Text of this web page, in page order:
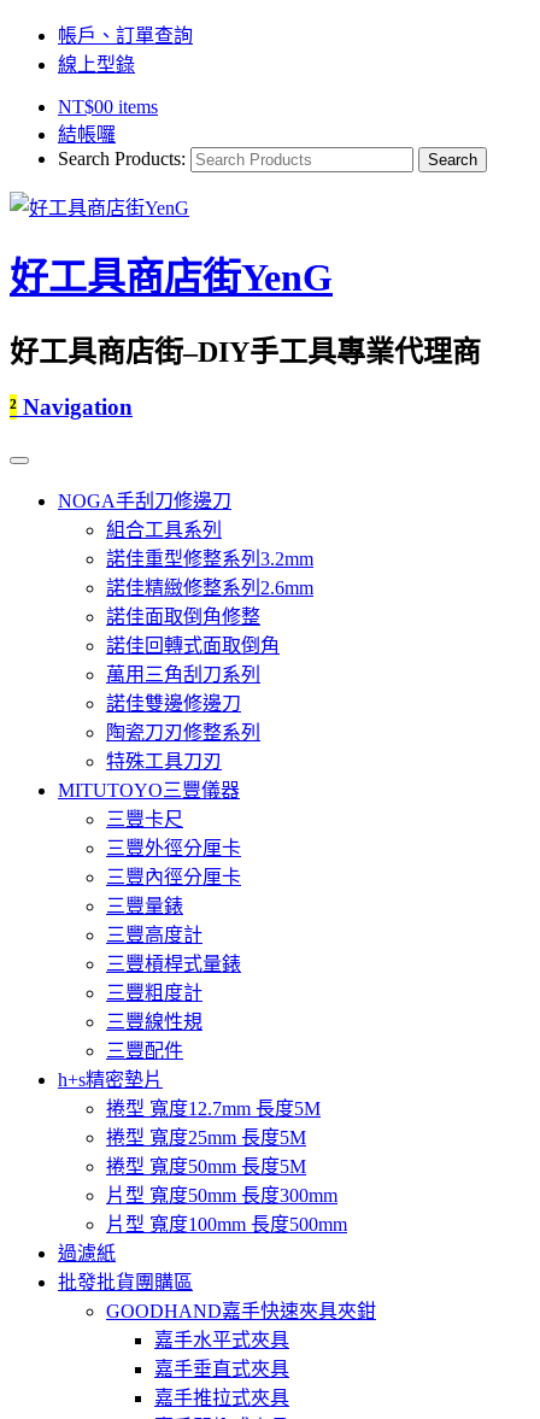
帳戶、訂單查詢
線上型錄
NT$00 items
結帳囉
Search Products:
好工具商店街YenG
好工具商店街–DIY手工具專業代理商
² Navigation
NOGA手刮刀修邊刀
組合工具系列
諾佳重型修整系列3.2mm
諾佳精緻修整系列2.6mm
諾佳面取倒角修整
諾佳回轉式面取倒角
萬用三角刮刀系列
諾佳雙邊修邊刀
陶瓷刀刃修整系列
特殊工具刀刃
MITUTOYO三豐儀器
三豐卡尺
三豐外徑分厘卡
三豐內徑分厘卡
三豐量錶
三豐高度計
三豐槓桿式量錶
三豐粗度計
三豐線性規
三豐配件
h+s精密墊片
捲型 寬度12.7mm 長度5M
捲型 寬度25mm 長度5M
捲型 寬度50mm 長度5M
片型 寬度50mm 長度300mm
片型 寬度100mm 長度500mm
過濾紙
批發批貨團購區
GOODHAND嘉手快速夾具夾鉗
嘉手水平式夾具
嘉手垂直式夾具
嘉手推拉式夾具